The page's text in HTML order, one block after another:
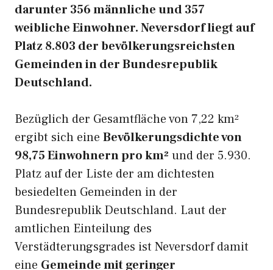
darunter 356 männliche und 357
weibliche Einwohner. Neversdorf liegt auf
Platz 8.803 der bevölkerungsreichsten
Gemeinden in der Bundesrepublik
Deutschland.
Bezüglich der Gesamtfläche von 7,22 km²
ergibt sich eine Bevölkerungsdichte von
98,75 Einwohnern pro km² und der 5.930.
Platz auf der Liste der am dichtesten
besiedelten Gemeinden in der
Bundesrepublik Deutschland. Laut der
amtlichen Einteilung des
Verstädterungsgrades ist Neversdorf damit
eine Gemeinde mit geringer